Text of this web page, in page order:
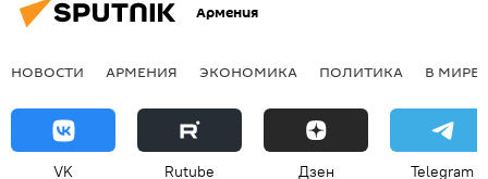
Армения
НОВОСТИ АРМЕНИЯ ЭКОНОМИКА ПОЛИТИКА В МИРЕ
VK Rutube Дзен Telegram